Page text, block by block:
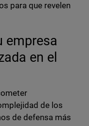
para que revelen
empresa
en el
de los
de defensa más